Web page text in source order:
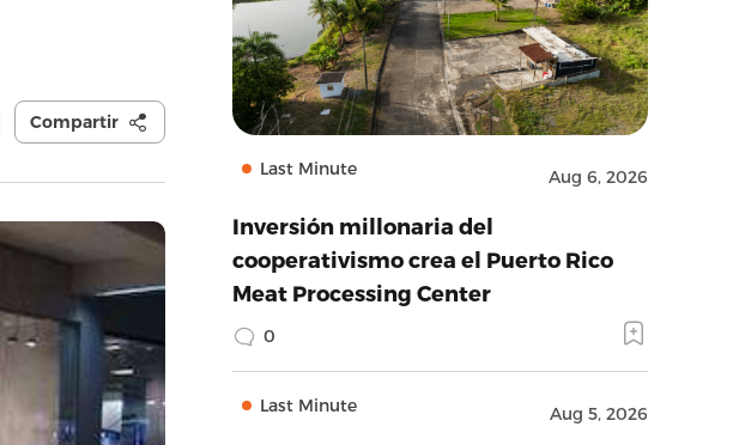
Compartir
Last Minute Aug 6, 2026
Inversión millonaria del
cooperativismo crea el Puerto Rico
Meat Processing Center
0
Last Minute Aug 5, 2026